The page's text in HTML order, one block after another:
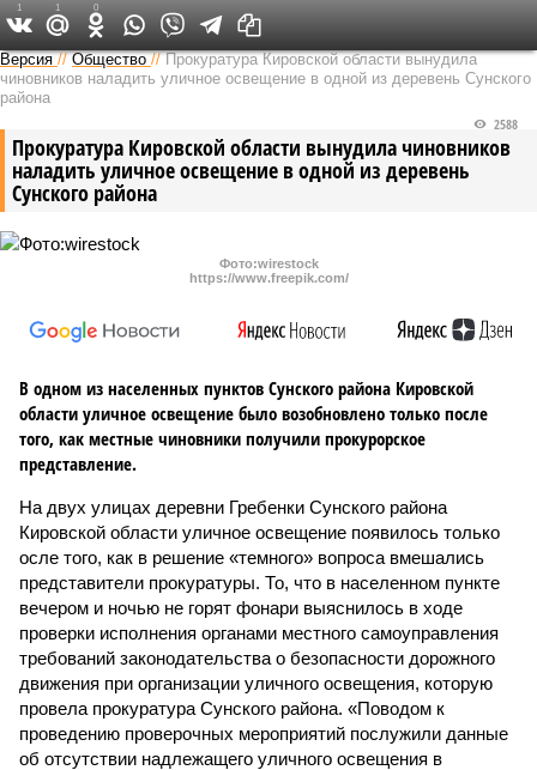
Версия в Кирове
Версия //Общество //Прокуратура Кировской области вынудила
чиновников наладить уличное освещение в одной из деревень Сунского
района
Прокуратура Кировской области вынудила чиновников
наладить уличное освещение в одной из деревень
Сунского района
2588
Фото:wirestock
https://www.freepik.com/
В одном из населенных пунктов Сунского района Кировской
области уличное освещение было возобновлено только после
того, как местные чиновники получили прокурорское
представление.
На двух улицах деревни Гребенки Сунского района
Кировской области уличное освещение появилось только
осле того, как в решение «темного» вопроса вмешались
представители прокуратуры. То, что в населенном пункте
вечером и ночью не горят фонари выяснилось в ходе
проверки исполнения органами местного самоуправления
требований законодательства о безопасности дорожного
движения при организации уличного освещения, которую
провела прокуратура Сунского района. «Поводом к
проведению проверочных мероприятий послужили данные
об отсутствии надлежащего уличного освещения в
1 1 0